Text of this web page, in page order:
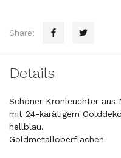
Share:
Details
Schöner Kronleuchter aus
mit 24-karätigem
hellblau.
Goldmetalloberflächen